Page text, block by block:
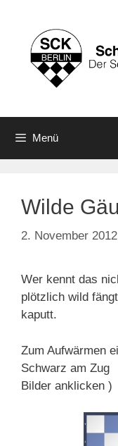
springen
Menü
Wilde
2. November 2012
Wer kennt das
plötzlich wild
kaputt.
Zum Aufwärmen
Schwarz am
Bilder anklicken )